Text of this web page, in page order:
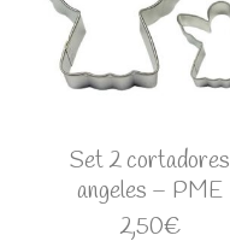
Set 2 cortadores
angeles – PME
2,50€